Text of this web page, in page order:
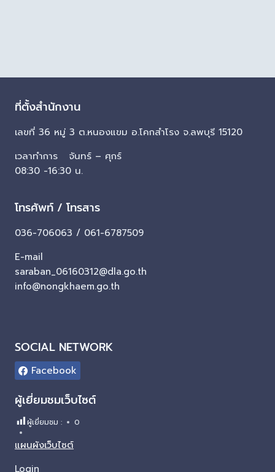
ที่ตั้งสำนักงาน
เลขที่ 36 หมู่ 3 ต.หนองแขม อ.โคกสำโรง จ.ลพบุรี 15120
เวลาทำการ จันทร์ – ศุกร์
08:30 -16:30 น.
โทรศัพท์ / โทรสาร
036-706063 / 061-6787509
E-mail
saraban_06160312@dla.go.th
info@nongkhaem.go.th
SOCIAL NETWORK
Facebook
ผู้เยี่ยมชมเว็บไซต์
ผู้เยี่ยมชม : 0
แผนผังเว็บไซต์
Login